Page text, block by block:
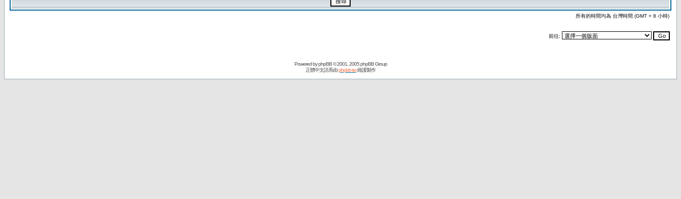
所有的時間均為 台灣時間 (GMT + 8 小時)
前往:
Powered byphpBB© 2001, 2005 phpBB Group
正體中文語系由phpbb-tw維護製作